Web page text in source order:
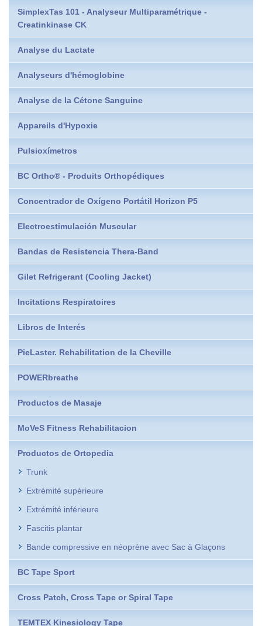
SimplexTas 101 - Analyseur Multiparamétrique -
Creatinkinase CK
Analyse du Lactate
Analyseurs d'hémoglobine
Analyse de la Cétone Sanguine
Appareils d'Hypoxie
Pulsioxímetros
BC Ortho® - Produits Orthopédiques
Concentrador de Oxígeno Portátil Horizon P5
Electroestimulación Muscular
Bandas de Resistencia Thera-Band
Gilet Refrigerant (Cooling Jacket)
Incitations Respiratoires
Libros de Interés
PieLaster. Rehabilitation de la Cheville
POWERbreathe
Productos de Masaje
MoVeS Fitness Rehabilitacion
Productos de Ortopedia
Trunk
Extrémité supérieure
Extrémité inférieure
Fascitis plantar
Bande compressive en néoprène avec Sac à Glaçons
BC Tape Sport
Cross Patch, Cross Tape or Spiral Tape
TEMTEX Kinesiology Tape